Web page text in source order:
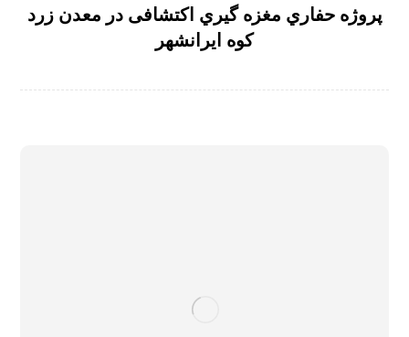
پروژه حفاري مغزه گیري اکتشافی در معدن زرد
کوه ایرانشهر